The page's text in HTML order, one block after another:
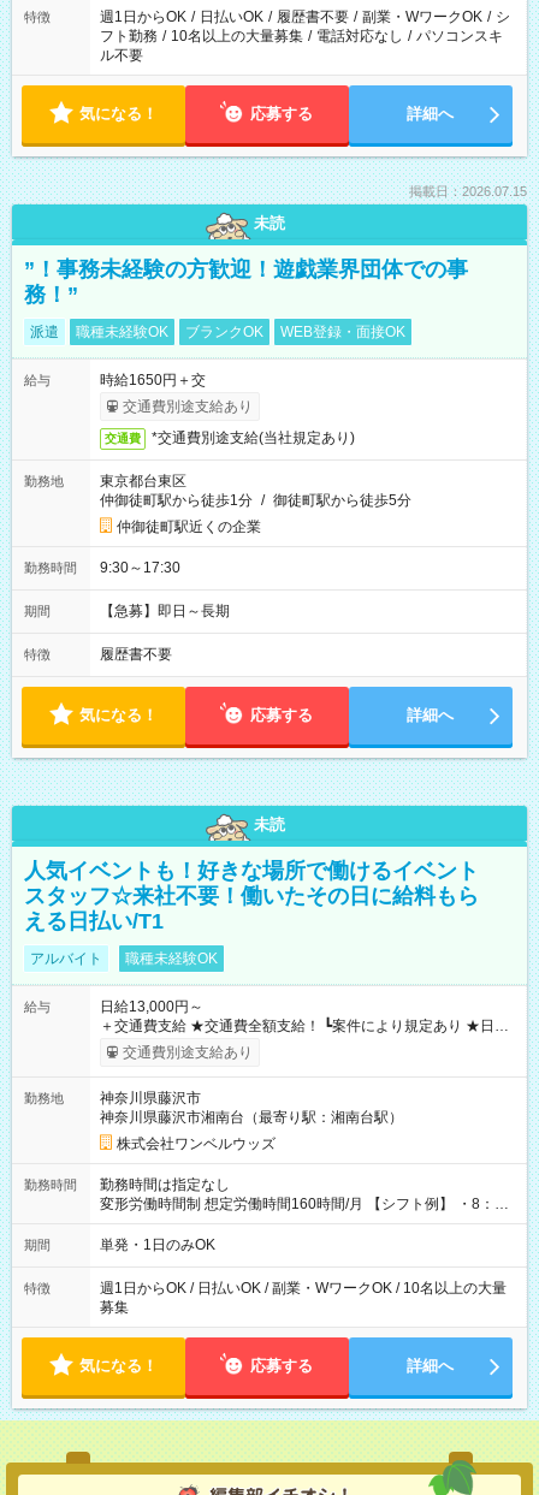
ください！
特徴 週1日からOK / 日払いOK / 履歴書不要 / 副業・WワークOK / シ
フト勤務 / 10名以上の大量募集 / 電話対応なし / パソコンスキ
ル不要
気になる！ 応募する 詳細へ
掲載日：2026.07.15
未読
”！事務未経験の方歓迎！遊戯業界団体での事
務！”
派遣 職種未経験OK ブランクOK WEB登録・面接OK
給与
時給1650円＋交
交通費別途支給あり
交通費 *交通費別途支給(当社規定あり)
勤務地
東京都台東区
仲御徒町駅から徒歩1分 / 御徒町駅から徒歩5分
仲御徒町駅近くの企業
勤務時間 9:30～17:30
期間 【急募】即日～長期
特徴 履歴書不要
気になる！ 応募する 詳細へ
未読
人気イベントも！好きな場所で働けるイベント
スタッフ☆来社不要！働いたその日に給料もら
える日払い/T1
アルバイト 職種未経験OK
給与
日給13,000円～
＋交通費支給 ★交通費全額支給！ ┗案件により規定あり ★日払
いOK！（規定あり） ┗働いたその日に現金GET♪ お仕事後はコ
ンビニATMから 日払い分を引き落とせます！ 【試用期間】試
交通費別途支給あり
勤務地
神奈川県藤沢市
神奈川県藤沢市湘南台（最寄り駅：湘南台駅）
株式会社ワンベルウッズ
勤務時間
勤務時間は指定なし
変形労働時間制 想定労働時間160時間/月 【シフト例】 ・8：00
～21：00
期間 単発・1日のみOK
特徴
週1日からOK / 日払いOK / 副業・WワークOK / 10名以上の大量
募集
気になる！ 応募する 詳細へ